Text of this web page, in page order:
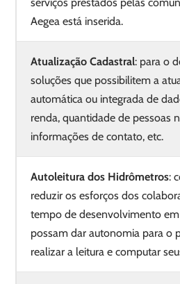
Aegea está inserida.
Atualização Cadastral: para o
soluções que possibilitem a
automática ou integrada de
renda, quantidade de pessoas
informações de contato, etc.
Autoleitura dos Hidrômetros:
reduzir os esforços dos
tempo de desenvolvimento
possam dar autonomia para o
realizar a leitura e computar